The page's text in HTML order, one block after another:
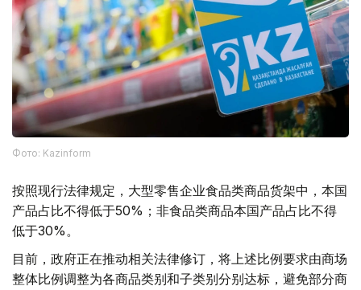
Фото: Kazinform
按照现行法律规定，大型零售企业食品类商品货架中，本国
产品占比不得低于50%；非食品类商品本国产品占比不得
低于30%。
目前，政府正在推动相关法律修订，将上述比例要求由商场
整体比例调整为各商品类别和子类别分别达标，避免部分商